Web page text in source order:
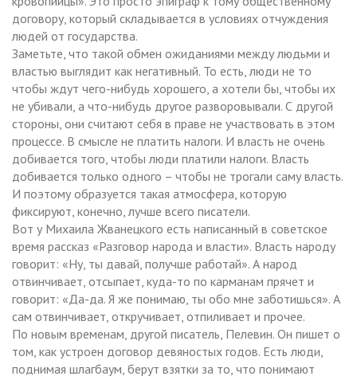
договору, который складывается в условиях отчуждения
людей от государства.
Заметьте, что такой обмен ожиданиями между людьми и
властью выглядит как негативный. То есть, люди не то
чтобы ждут чего-нибудь хорошего, а хотели бы, чтобы их
не убивали, а что-нибудь другое разворовывали. С другой
стороны, они считают себя в праве не участвовать в этом
процессе. В смысле не платить налоги. И власть не очень
добивается того, чтобы люди платили налоги. Власть
добивается только одного – чтобы не трогали саму власть.
И поэтому образуется такая атмосфера, которую
фиксируют, конечно, лучше всего писатели.
Вот у Михаила Жванецкого есть написанный в советское
время рассказ «Разговор народа и власти». Власть народу
говорит: «Ну, ты давай, получше работай». А народ
отвинчивает, отсыпает, куда-то по карманам прячет и
говорит: «Да-да. Я же понимаю, ты обо мне заботишься». А
сам отвинчивает, откручивает, отпиливает и прочее.
По новым временам, другой писатель, Пелевин. Он пишет о
том, как устроен договор девяностых годов. Есть люди,
поднимая шлагбаум, берут взятки за то, что понимают